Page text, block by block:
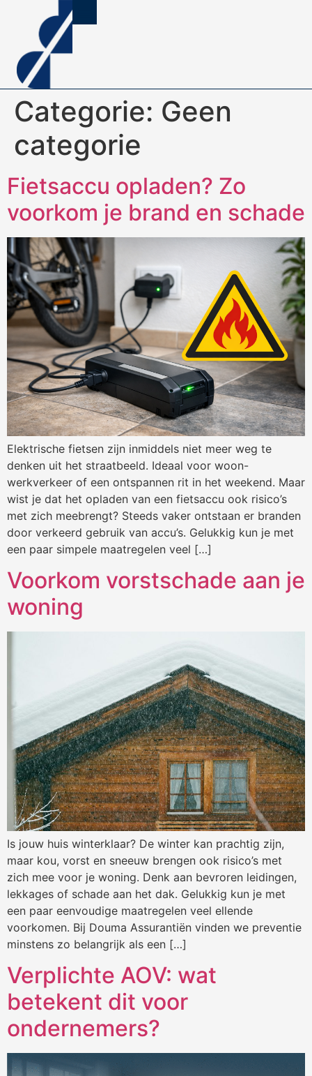
Categorie: Geen
categorie
Fietsaccu opladen? Zo
voorkom je brand en schade
Elektrische fietsen zijn inmiddels niet meer weg te
denken uit het straatbeeld. Ideaal voor woon-
werkverkeer of een ontspannen rit in het weekend. Maar
wist je dat het opladen van een fietsaccu ook risico’s
met zich meebrengt? Steeds vaker ontstaan er branden
door verkeerd gebruik van accu’s. Gelukkig kun je met
een paar simpele maatregelen veel […]
Voorkom vorstschade aan je
woning
Is jouw huis winterklaar? De winter kan prachtig zijn,
maar kou, vorst en sneeuw brengen ook risico’s met
zich mee voor je woning. Denk aan bevroren leidingen,
lekkages of schade aan het dak. Gelukkig kun je met
een paar eenvoudige maatregelen veel ellende
voorkomen. Bij Douma Assurantiën vinden we preventie
minstens zo belangrijk als een […]
Verplichte AOV: wat
betekent dit voor
ondernemers?